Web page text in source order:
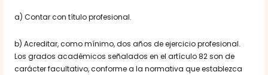
a) Contar con título profesional.
b) Acreditar, como mínimo, dos años de ejercicio profesional.
Los grados académicos señalados en el artículo 82 son de
carácter facultativo, conforme a la normativa que establezca